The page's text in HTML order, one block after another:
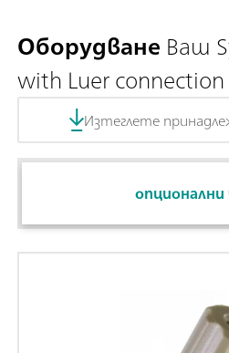
Оборудване Ваш
with Luer connection
Изтеглете